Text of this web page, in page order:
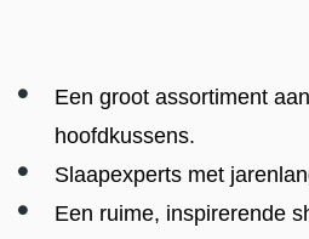
Een groot assortiment
hoofdkussens.
Slaapexperts met
Een ruime, inspirerende